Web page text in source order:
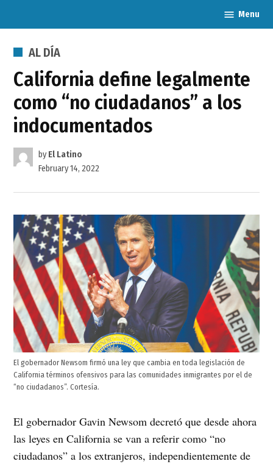
to
Association
Menu
POSTED
AL DÍA
California define legalmente
como “no ciudadanos” a los
indocumentados
by El Latino
February 14, 2022
El gobernador Newsom firmó una ley que cambia en toda legislación de
California términos ofensivos para las comunidades inmigrantes por el de
“no ciudadanos”. Cortesía.
El gobernador Gavin Newsom decretó que desde ahora
las leyes en California se van a referir como “no
ciudadanos” a los extranjeros, independientemente de